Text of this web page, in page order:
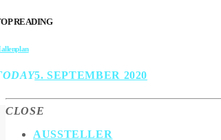
READING
5. SEPTEMBER 2020
CLOSE
AUSSTELLER